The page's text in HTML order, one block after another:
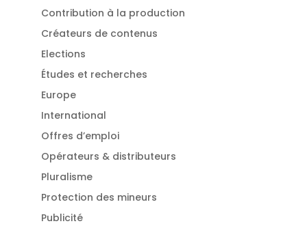
Contribution à la production
Créateurs de contenus
Elections
Études et recherches
Europe
International
Offres d’emploi
Opérateurs & distributeurs
Pluralisme
Protection des mineurs
Publicité